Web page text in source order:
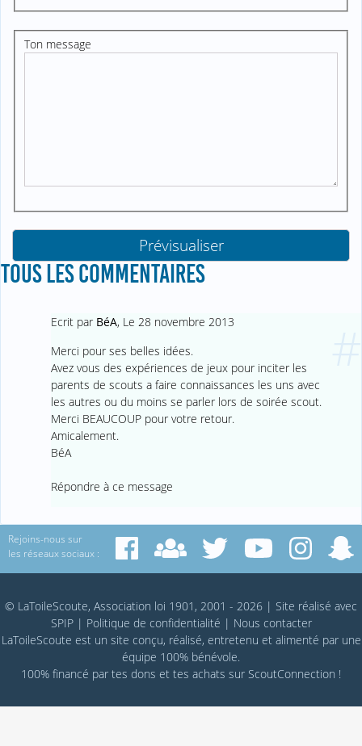
Ton message
TOUS LES COMMENTAIRES
Ecrit par BéA, Le 28 novembre 2013
Merci pour ses belles idées.
Avez vous des expériences de jeux pour inciter les
parents de scouts a faire connaissances les uns avec
les autres ou du moins se parler lors de soirée scout.
Merci BEAUCOUP pour votre retour.
Amicalement.
BéA
Répondre à ce message
Rejoins-nous sur
les réseaux sociaux :
© LaToileScoute, Association loi 1901, 2001 - 2026 | Site réalisé avec
SPIP| Politique de confidentialité | Nous contacter
LaToileScoute est un site conçu, réalisé, entretenu et alimenté par une
équipe 100% bénévole.
100% financé par tes dons et tes achats sur ScoutConnection !